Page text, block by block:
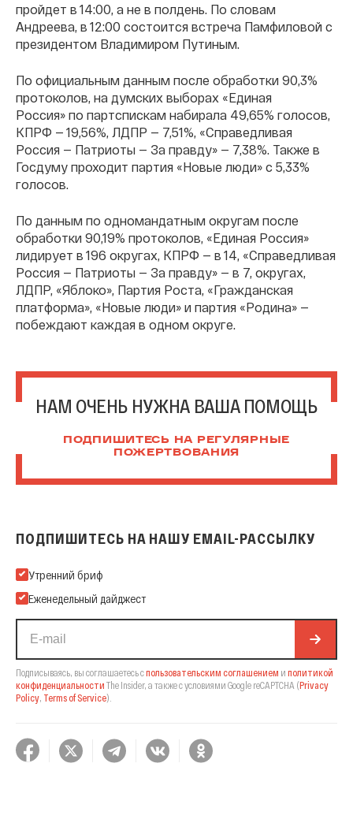
пройдет в 14:00, а не в полдень. По словам
Андреева, в 12:00 состоится встреча Памфиловой с
президентом Владимиром Путиным.
По официальным данным после обработки 90,3%
протоколов, на думских выборах «Единая
Россия» по партспискам набирала 49,65% голосов,
КПРФ — 19,56%, ЛДПР — 7,51%, «Справедливая
Россия — Патриоты — За правду» — 7,38%. Также в
Госдуму проходит партия «Новые люди» с 5,33%
голосов.
По данным по одномандатным округам после
обработки 90,19% протоколов, «Единая Россия»
лидирует в 196 округах, КПРФ — в 14, «Справедливая
Россия — Патриоты — За правду» — в 7, округах,
ЛДПР, «Яблоко», Партия Роста, «Гражданская
платформа», «Новые люди» и партия «Родина» —
побеждают каждая в одном округе.
НАМ ОЧЕНЬ НУЖНА ВАША ПОМОЩЬ
ПОДПИШИТЕСЬ НА РЕГУЛЯРНЫЕ
ПОЖЕРТВОВАНИЯ
ПОДПИШИТЕСЬ НА НАШУ EMAIL-РАССЫЛКУ
Подпишитесь на нашу Email-рассылку
Утренний бриф
Еженедельный дайджест
Подписываясь, вы соглашаетесь спользовательским соглашением и политикой
конфиденциальности The Insider, а также с условиями Google reCAPTCHA (Privacy
Policy Terms of Service).